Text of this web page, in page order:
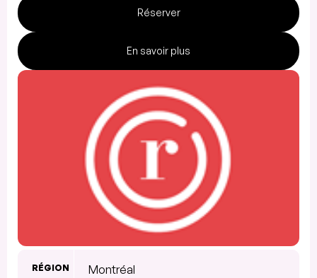
Réserver
En savoir plus
RÉGION Montréal